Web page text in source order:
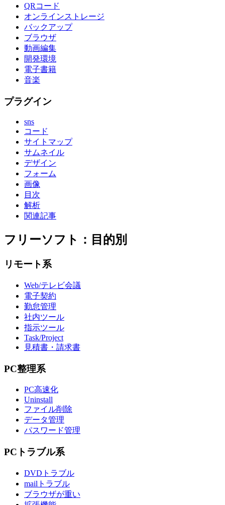
QRコード
オンラインストレージ
バックアップ
ブラウザ
動画編集
開発環境
電子書籍
音楽
プラグイン
sns
コード
サイトマップ
サムネイル
デザイン
フォーム
画像
目次
解析
関連記事
フリーソフト：目的別
リモート系
Web/テレビ会議
電子契約
勤怠管理
社内ツール
指示ツール
Task/Project
見積書・請求書
PC整理系
PC高速化
Uninstall
ファイル削除
データ管理
パスワード管理
PCトラブル系
DVDトラブル
mailトラブル
ブラウザが重い